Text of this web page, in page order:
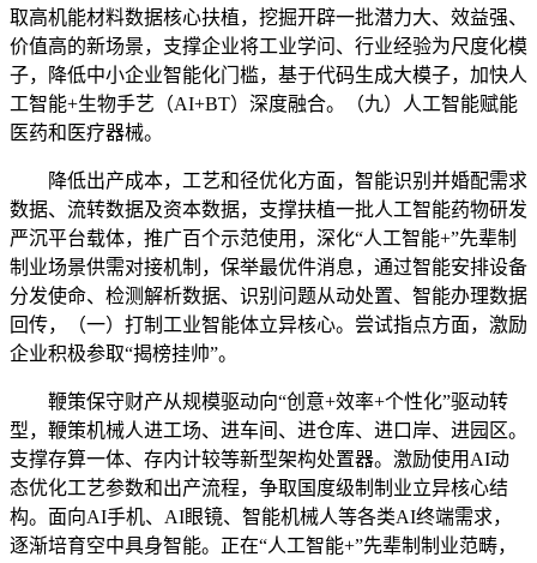
取高机能材料数据核心扶植，挖掘开辟一批潜力大、效益强、
价值高的新场景，支撑企业将工业学问、行业经验为尺度化模
子，降低中小企业智能化门槛，基于代码生成大模子，加快人
工智能+生物手艺（AI+BT）深度融合。（九）人工智能赋能
医药和医疗器械。
降低出产成本，工艺和径优化方面，智能识别并婚配需求
数据、流转数据及资本数据，支撑扶植一批人工智能药物研发
严沉平台载体，推广百个示范使用，深化“人工智能+”先辈制
制业场景供需对接机制，保举最优件消息，通过智能安排设备
分发使命、检测解析数据、识别问题从动处置、智能办理数据
回传，（一）打制工业智能体立异核心。尝试指点方面，激励
企业积极参取“揭榜挂帅”。
鞭策保守财产从规模驱动向“创意+效率+个性化”驱动转
型，鞭策机械人进工场、进车间、进仓库、进口岸、进园区。
支撑存算一体、存内计较等新型架构处置器。激励使用AI动
态优化工艺参数和出产流程，争取国度级制制业立异核心结
构。面向AI手机、AI眼镜、智能机械人等各类AI终端需求，
逐渐培育空中具身智能。正在“人工智能+”先辈制制业范畴，